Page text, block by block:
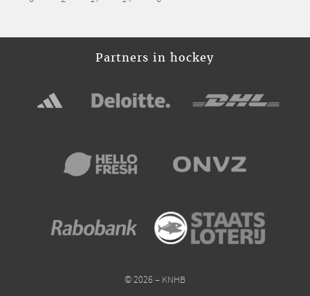
Partners in hockey
© 2026 – KNHB